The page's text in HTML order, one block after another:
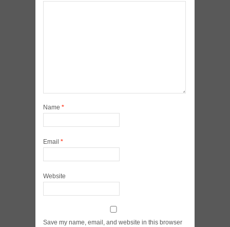
Name *
Email *
Website
Save my name, email, and website in this browser